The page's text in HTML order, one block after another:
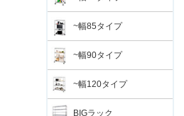
~幅85タイプ
~幅90タイプ
~幅120タイプ
BIGラック
また平日10:00までのご注文で即日
場合がございます。ご了承くださ